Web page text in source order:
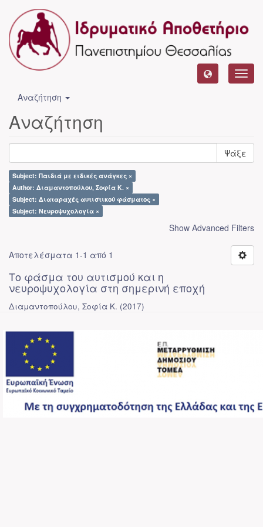
Αναζήτηση
Αναζήτηση
Ψάξε
Subject: Παιδιά με ειδικές ανάγκες ×
Author: Διαμαντοπούλου, Σοφία Κ. ×
Subject: Διαταραχές αυτιστικού φάσματος ×
Subject: Νευροψυχολογία ×
Show Advanced Filters
Αποτελέσματα 1-1 από 1
Το φάσμα του αυτισμού και η
νευροψυχολογία στη σημερινή εποχή
Διαμαντοπούλου, Σοφία Κ. (2017)